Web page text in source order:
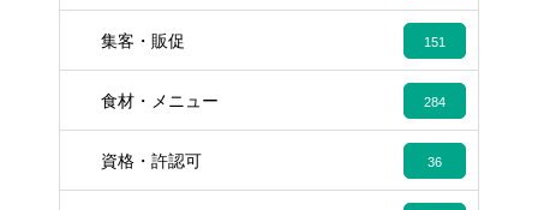
集客・販促 151
食材・メニュー 284
資格・許認可 36